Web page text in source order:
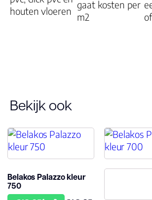
houten vloeren
gaat kosten per
m2
Bekijk ook
Belakos Palazzo kleur
750